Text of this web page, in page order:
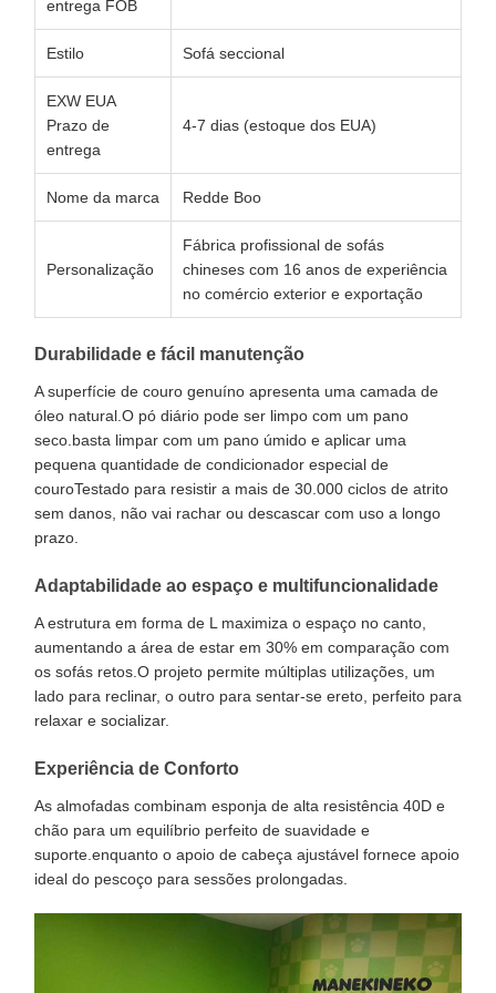
entrega FOB
Estilo Sofá seccional
EXW EUA
Prazo de
entrega
4-7 dias (estoque dos EUA)
Nome da marca Redde Boo
Personalização
Fábrica profissional de sofás
chineses com 16 anos de experiência
no comércio exterior e exportação
Durabilidade e fácil manutenção
A superfície de couro genuíno apresenta uma camada de
óleo natural.O pó diário pode ser limpo com um pano
seco.basta limpar com um pano úmido e aplicar uma
pequena quantidade de condicionador especial de
couroTestado para resistir a mais de 30.000 ciclos de atrito
sem danos, não vai rachar ou descascar com uso a longo
prazo.
Adaptabilidade ao espaço e multifuncionalidade
A estrutura em forma de L maximiza o espaço no canto,
aumentando a área de estar em 30% em comparação com
os sofás retos.O projeto permite múltiplas utilizações, um
lado para reclinar, o outro para sentar-se ereto, perfeito para
relaxar e socializar.
Experiência de Conforto
As almofadas combinam esponja de alta resistência 40D e
chão para um equilíbrio perfeito de suavidade e
suporte.enquanto o apoio de cabeça ajustável fornece apoio
ideal do pescoço para sessões prolongadas.